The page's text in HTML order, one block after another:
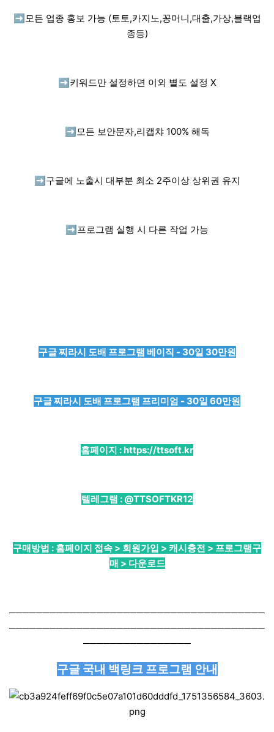
➡️ 모든 업종 홍보 가능 (토토,카지노,꽁머니,대출,가상,블랙업
종등)
➡️ 키워드만 설정하면 이외 별도 설정 X
➡️ 모든 보안문자,리캡챠 100% 해독
➡️ 구글에 노출시 대부분 최소 2주이상 상위권 유지
➡️ 프로그램 실행 시 다른 작업 가능
구글 찌라시 도배 프로그램 베이직 - 30일 30만원
구글 찌라시 도배 프로그램 프리미엄 - 30일 60만원
홈페이지 :https://ttsoft.kr
텔레그램 : @TTSOFTKR12
구매방법 : 홈페이지 접속 > 회원가입 > 캐시충전 > 프로그램구
매 > 다운로드
──────────────────────────────────────
──────────────────────────────────────
────────────────
구글 국내 백링크 프로그램 안내